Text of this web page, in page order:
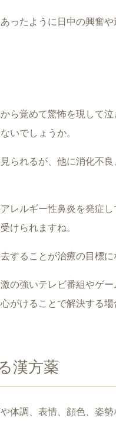
ったように日中の興奮
ら覚めて驚怖を現して
いでしょうか。
られるが、他に消化不良
レルギー性鼻炎を発症
けられますね。
することが治療の目標に
の強いテレビ番組やゲ
がけることで解決する場
漢方薬
体調、表情、顔色、姿